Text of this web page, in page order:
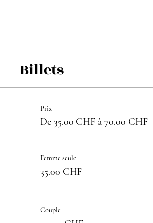
Billets
Prix
De 35.00 CHF à 70.00 CHF
Femme seule
35.00 CHF
Couple